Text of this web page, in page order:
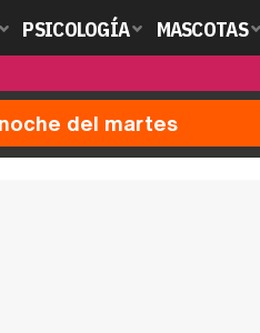
PSICOLOGÍA MASCOTAS
del martes